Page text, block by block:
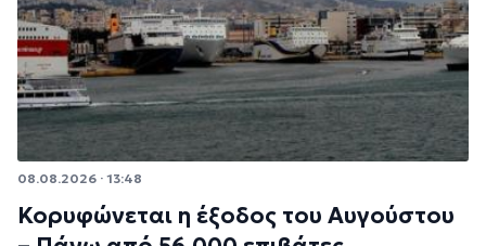
08.08.2026 · 13:48
Κορυφώνεται η έξοδος του Αυγούστου